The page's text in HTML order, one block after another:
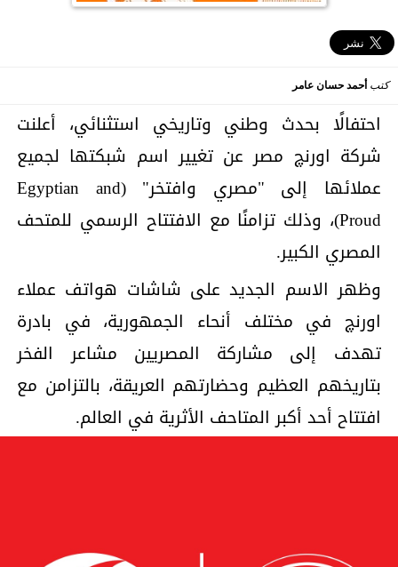
كتب أحمد حسان عامر
احتفالًا بحدث وطني وتاريخي استثنائي، أعلنت
شركة اورنچ مصر عن تغيير اسم شبكتها لجميع
عملائها إلى "مصري وافتخر" (Egyptian and
Proud)، وذلك تزامنًا مع الافتتاح الرسمي للمتحف
المصري الكبير.
وظهر الاسم الجديد على شاشات هواتف عملاء
اورنچ في مختلف أنحاء الجمهورية، في بادرة
تهدف إلى مشاركة المصريين مشاعر الفخر
بتاريخهم العظيم وحضارتهم العريقة، بالتزامن مع
افتتاح أحد أكبر المتاحف الأثرية في العالم.